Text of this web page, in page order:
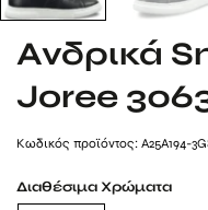
Ανδρικά
Joree
Kωδικός προϊόντος: A25A194-
Διαθέσιμα Χρώματα